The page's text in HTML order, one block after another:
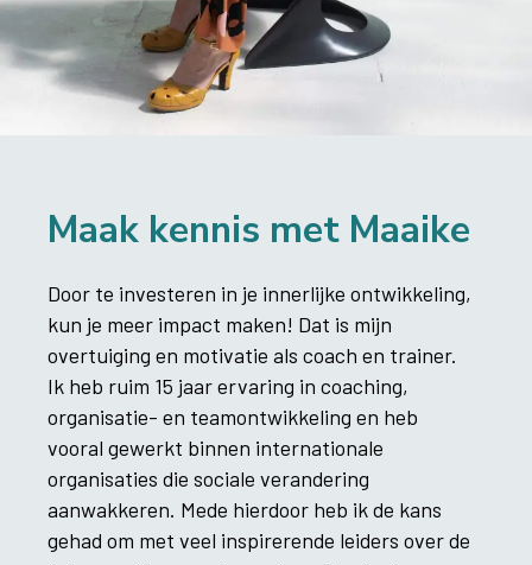
Maak kennis met Maaike
Door te investeren in je innerlijke ontwikkeling,
kun je meer impact maken! Dat is mijn
overtuiging en motivatie als coach en trainer.
Ik heb ruim 15 jaar ervaring in coaching,
organisatie- en teamontwikkeling en heb
vooral gewerkt binnen internationale
organisaties die sociale verandering
aanwakkeren. Mede hierdoor heb ik de kans
gehad om met veel inspirerende leiders over de